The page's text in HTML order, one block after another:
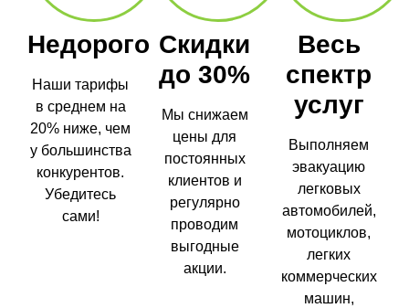
Недорого
Наши тарифы
в среднем на
20% ниже, чем
у большинства
конкурентов.
Убедитесь
сами!
Скидки
до 30%
Мы снижаем
цены для
постоянных
клиентов и
регулярно
проводим
выгодные
акции.
Весь
спектр
услуг
Выполняем
эвакуацию
легковых
автомобилей,
мотоциклов,
легких
коммерческих
машин,